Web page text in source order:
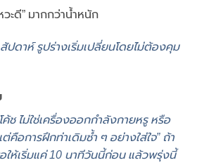
วะดี” มากกว่าน้ำหนัก
ปดาห์ รูปร่างเริ่มเปลี่ยนโดยไม่ต้องคุม
ช ไม่ใช่เครื่องออกกำลังกายหรู หรือ
คือการฝึกท่าเดิมซ้ำ ๆ อย่างใส่ใจ” ถ้า
ให้เริ่มแค่ 10 นาทีวันนี้ก่อน แล้วพรุ่งนี้